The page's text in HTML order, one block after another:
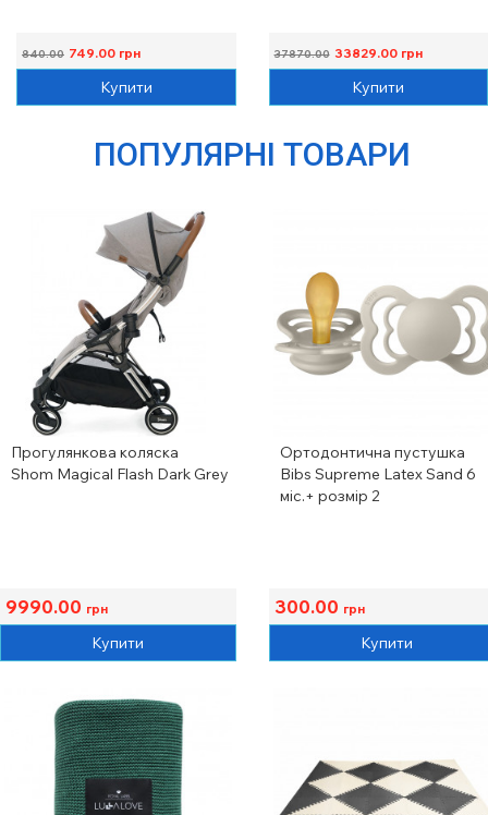
840.00 749.00 грн
Купити
37870.00 33829.00грн
Купити
ПОПУЛЯРНІ ТОВАРИ
Прогулянкова коляска
Shom Magical Flash Dark Grey
9990.00 грн
Купити
Ортодонтична пустушка
Bibs Supreme Latex Sand 6
міс.+ розмір 2
300.00 грн
Купити